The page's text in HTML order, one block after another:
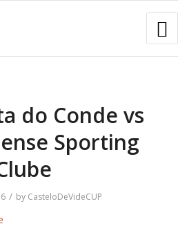
do Conde vs
Sporting
/ by CasteloDeVideCUP